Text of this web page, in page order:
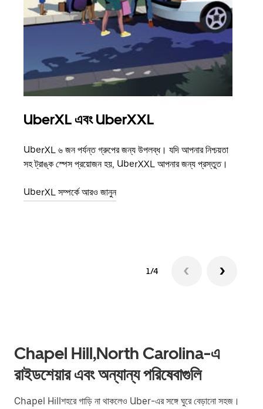
UberXL এবং UberXXL
UberXL ৬ জন পর্যন্ত গ্রুপের জন্য উপলব্ধ। যদি আপনার নিশ্চয়তা
সহ ট্রাঙ্ক স্পেস প্রয়োজন হয়, UberXXL আপনার জন্য প্রস্তুত।
UberXL সম্পর্কে আরও জানুন
1/4
Chapel Hill,North Carolina-এ
রাইডশেয়ার এবং অন্যান্য পরিষেবাগুলি
Chapel Hillশহরে গাড়ি না থাকলেও Uber-এর সঙ্গে ঘুরে বেড়ানো সহজ।